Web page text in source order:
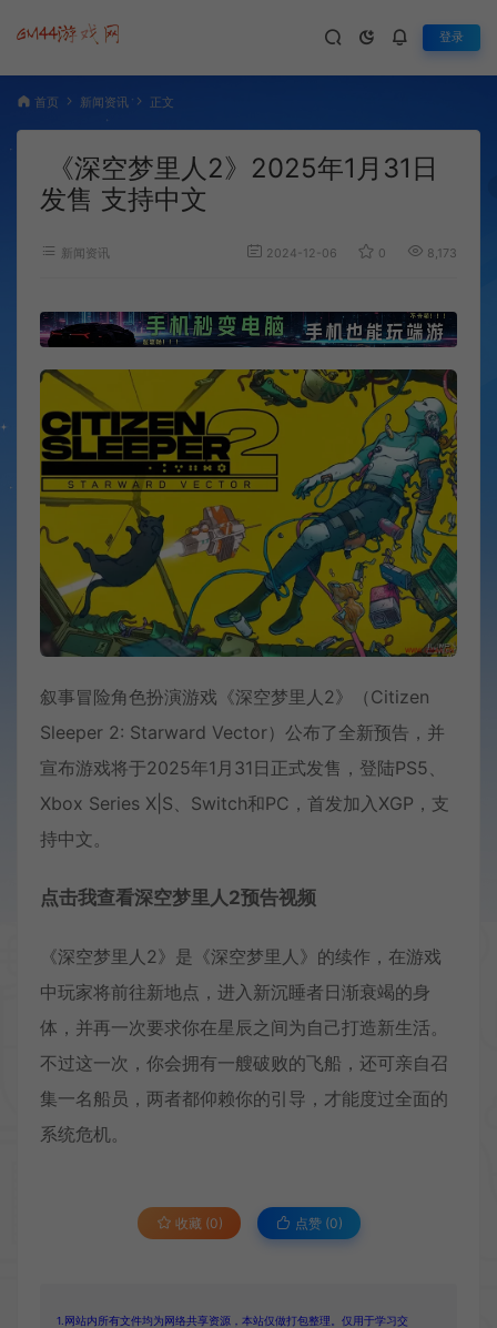
登录
首页 新闻资讯 正文
《深空梦里人2》2025年1月31日
发售 支持中文
新闻资讯 2024-12-06 0 8,173
叙事冒险角色扮演游戏《深空梦里人2》（Citizen
Sleeper 2: Starward Vector）公布了全新预告，并
宣布游戏将于2025年1月31日正式发售，登陆PS5、
Xbox Series X|S、Switch和PC，首发加入XGP，支
持中文。
点击我查看深空梦里人2预告视频
《深空梦里人2》是《深空梦里人》的续作，在游戏
中玩家将前往新地点，进入新沉睡者日渐衰竭的身
体，并再一次要求你在星辰之间为自己打造新生活。
不过这一次，你会拥有一艘破败的飞船，还可亲自召
集一名船员，两者都仰赖你的引导，才能度过全面的
系统危机。
收藏 (0) 点赞 (0)
1.网站内所有文件均为网络共享资源，本站仅做打包整理。仅用于学习交